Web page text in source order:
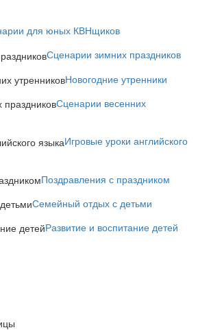
для юных КВНщиков
Сценарии зимних праздников
Новогодние утренники
Сценарии весенних
Игровые уроки английского
Поздравления с праздником
Семейный отдых с детьми
Развитие и воспитание детей